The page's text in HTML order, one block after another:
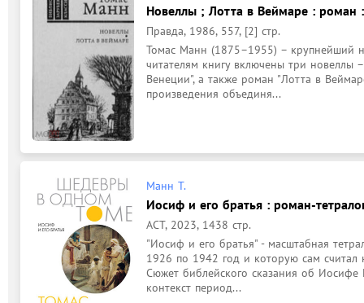
Новеллы ; Лотта в Веймаре : роман
Правда, 1986, 557, [2] стр.
Томас Манн (1875–1955) – крупнейший
читателям книгу включены три новеллы
Венеции", а также роман "Лотта в
произведения объединя...
Манн Т.
Иосиф и его братья : роман-
АСТ, 2023, 1438 стр.
"Иосиф и его братья" - масштабная
1926 по 1942 год и которую сам
Сюжет библейского сказания об Иосифе
контекст период...